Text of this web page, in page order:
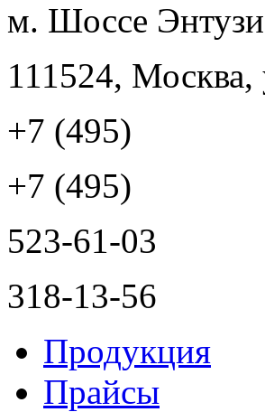
м. Шоссе
111524, Москва,
+7 (495)
+7 (495)
523-61-03
318-13-56
Продукция
Прайсы